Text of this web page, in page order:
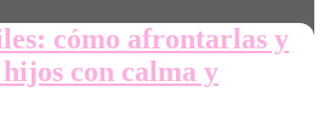
cómo afrontarlas y
con calma y